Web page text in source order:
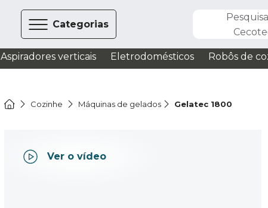
Categorias
Aspiradores verticais Eletrodomésticos Robôs de
Cozinhe Máquinas de gelados Gelatec 1800
Ver o vídeo